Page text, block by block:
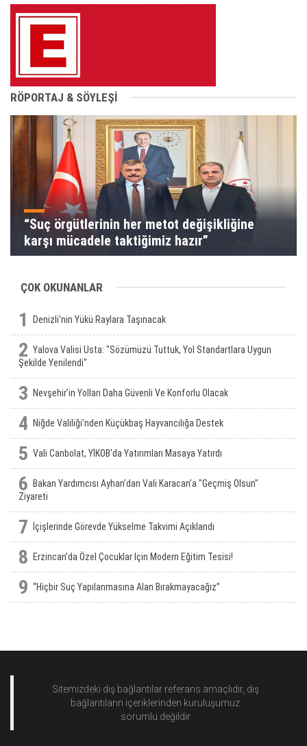
RÖPORTAJ & SÖYLEŞİ
“Suç örgütlerinin her metot değişikliğine
karşı mücadele taktiğimiz hazır”
ÇOK OKUNANLAR
1 Denizli'nin Yükü Raylara Taşınacak
2 Yalova Valisi Usta: "Sözümüzü Tuttuk, Yol Standartlara Uygun
Şekilde Yenilendi"
3 Nevşehir’in Yolları Daha Güvenli Ve Konforlu Olacak
4 Niğde Valiliği’nden Küçükbaş Hayvancılığa Destek
5 Vali Canbolat, YİKOB'da Yatırımları Masaya Yatırdı
6
Bakan Yardımcısı Ayhan’dan Vali Karacan’a "Geçmiş Olsun"
Ziyareti
7 İçişlerinde Görevde Yükselme Takvimi Açıklandı
8 Erzincan’da Özel Çocuklar Için Modern Eğitim Tesisi!
9 “Hiçbir Suç Yapılanmasına Alan Bırakmayacağız”
Sitemizdeki dış bağlantılar referans amaçlıdır, dış
bağlantıların içeriklerinden kuruluşumuz
sorumlu değildir